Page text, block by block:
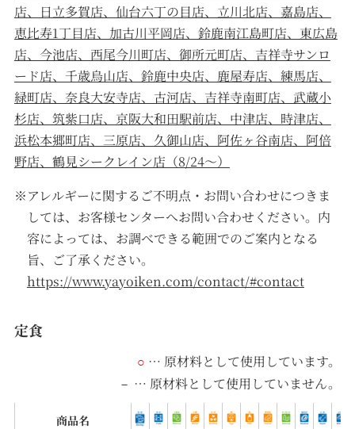
店、日立多賀店、仙台六丁の目店、立川北店、嘉島店、
恵比寿1丁目店、加古川平岡店、鈴鹿南江島町店、東広島
店、今池店、西尾今川町店、御所元町店、吉祥寺サンロ
ード店、千歳烏山店、鈴鹿中央店、鹿屋寿店、練馬店、
緑町店、奈良大安寺店、古河店、吉祥寺南町店、武蔵小
杉店、筑紫口店、京阪大和田駅前店、中津店、時津店、
浜松本郷町店、三原店、久御山店、阿佐ヶ谷南店、阿倍
野店、鶴見シークレイン店（8/24～）
アレルギーに関するご不明点・お問い合わせにつきま
しては、お客様センターへお問い合わせください。内
容によっては、お調べできる範囲でのご案内となる
旨、ご了承ください。
https://www.yayoiken.com/contact/#contact
定食
○ … 原材料として使⽤しています。
－ … 原材料として使⽤していません。
商品名